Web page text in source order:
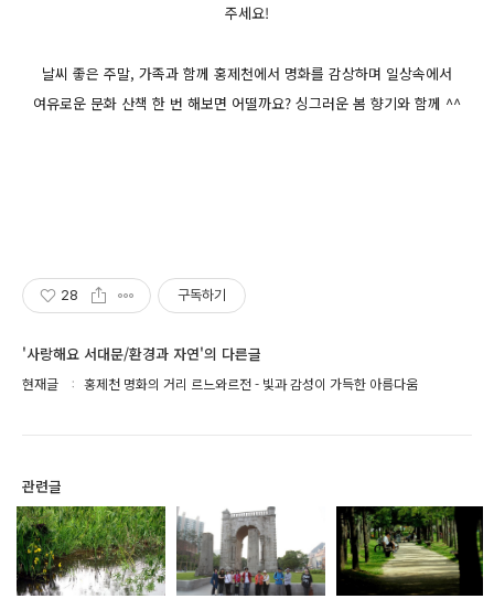
주세요!
날씨 좋은 주말, 가족과 함께 홍제천에서 명화를 감상하며 일상속에서
여유로운 문화 산책 한 번 해보면 어떨까요? 싱그러운 봄 향기와 함께 ^^
28 구독하기
'사랑해요 서대문/환경과 자연'의 다른글
현재글 홍제천 명화의 거리 르느와르전 - 빛과 감성이 가득한 아름다움
관련글